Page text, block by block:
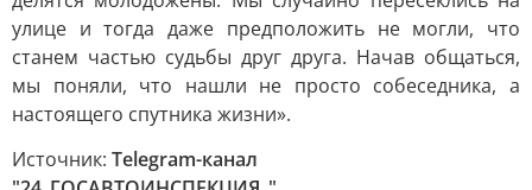
улице и тогда даже предположить не могли, что
станем частью судьбы друг друга. Начав общаться,
мы поняли, что нашли не просто собеседника, а
настоящего спутника жизни».
Источник: Telegram-канал